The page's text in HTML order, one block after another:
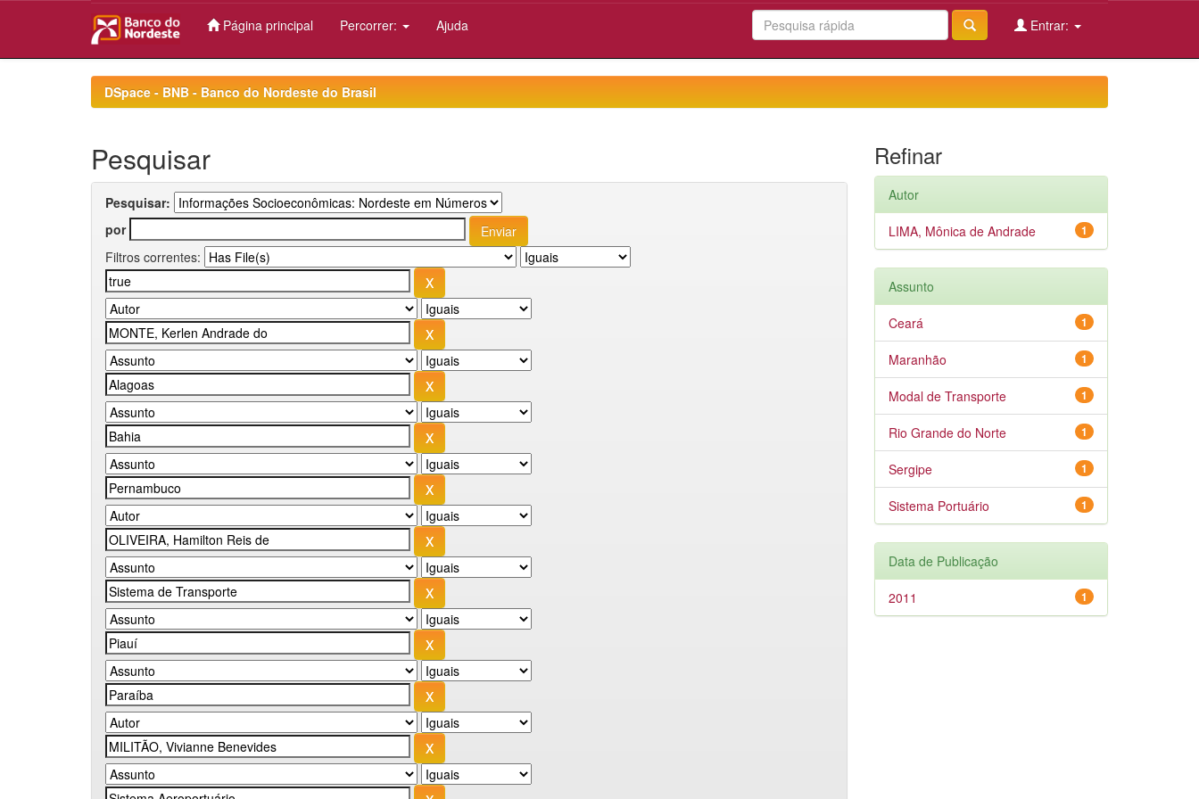
Página principal Percorrer: Ajuda Entrar:
DSpace - BNB - Banco do Nordeste do Brasil
Pesquisar
Pesquisar:
por
Filtros correntes:
Refinar
Autor
1
LIMA, Mônica de Andrade
Assunto
1
Ceará
1
Maranhão
1
Modal de Transporte
1
Rio Grande do Norte
1
Sergipe
1
Sistema Portuário
Data de Publicação
1
2011